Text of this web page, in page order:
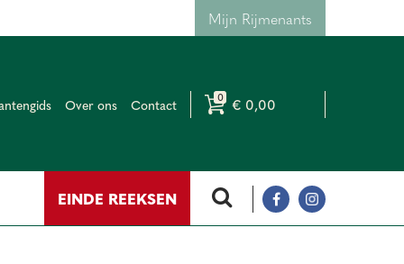
Mijn Rijmenants
Over ons Contact € 0,00
EINDE REEKSEN